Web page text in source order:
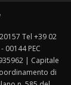
Tel +39 02
00144 PEC
| Capitale
di